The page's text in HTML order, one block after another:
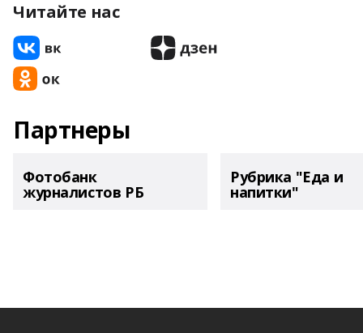
Читайте нас
Партнеры
Фотобанк
журналистов РБ
Рубрика "Еда и
напитки"